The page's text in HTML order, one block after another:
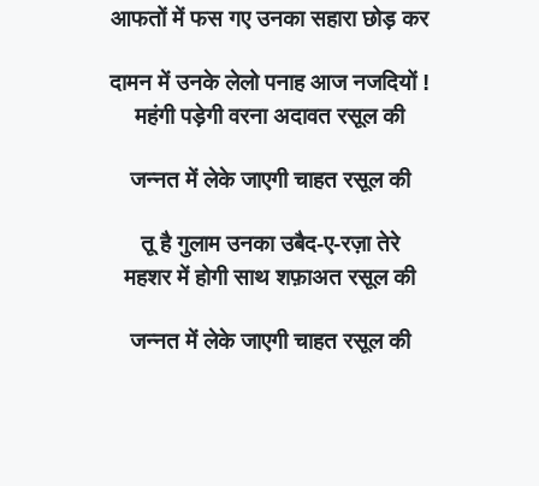
आफतों में फस गए उनका सहारा छोड़ कर
दामन में उनके लेलो पनाह आज नजदियों !
महंगी पड़ेगी वरना अदावत रसूल की
जन्नत में लेके जाएगी चाहत रसूल की
तू है गुलाम उनका उबैद-ए-रज़ा तेरे
महशर में होगी साथ शफ़ाअत रसूल की
जन्नत में लेके जाएगी चाहत रसूल की